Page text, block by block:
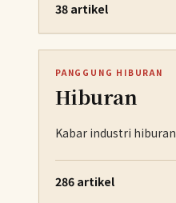
38 artikel
PANGGUNG HIBURAN
Hiburan
Kabar industri
286 artikel